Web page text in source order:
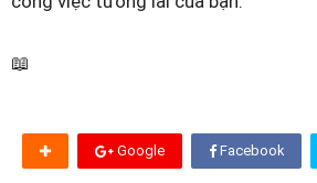
📖
Google Facebook